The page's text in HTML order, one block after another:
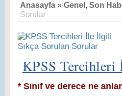
Anasayfa » Genel, Son
Sorular
KPSS Tercihleri
* Sınıf ve derece ne